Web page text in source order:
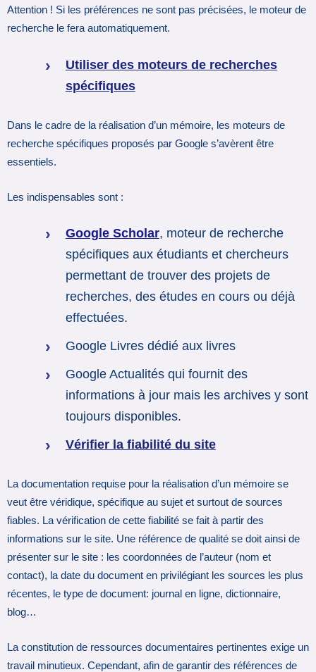
Attention ! Si les préférences ne sont pas précisées, le moteur de
recherche le fera automatiquement.
Utiliser des moteurs de recherches
spécifiques
Dans le cadre de la réalisation d’un mémoire, les moteurs de
recherche spécifiques proposés par Google s’avèrent être
essentiels.
Les indispensables sont :
Google Scholar, moteur de recherche
spécifiques aux étudiants et chercheurs
permettant de trouver des projets de
recherches, des études en cours ou déjà
effectuées.
Google Livres dédié aux livres
Google Actualités qui fournit des
informations à jour mais les archives y sont
toujours disponibles.
Vérifier la fiabilité du site
La documentation requise pour la réalisation d’un mémoire se
veut être véridique, spécifique au sujet et surtout de sources
fiables. La vérification de cette fiabilité se fait à partir des
informations sur le site. Une référence de qualité se doit ainsi de
présenter sur le site : les coordonnées de l’auteur (nom et
contact), la date du document en privilégiant les sources les plus
récentes, le type de document: journal en ligne, dictionnaire,
blog…
La constitution de ressources documentaires pertinentes exige un
travail minutieux. Cependant, afin de garantir des références de